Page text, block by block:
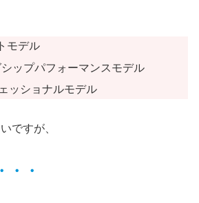
モデル
ップパフォーマンスモデル
ッショナルモデル
ですが、
・・